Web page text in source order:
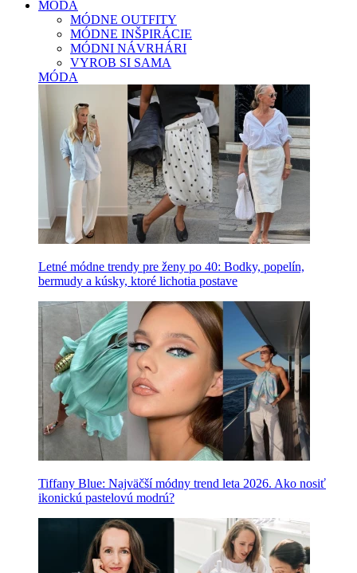
MÓDA
MÓDNE OUTFITY
MÓDNE INŠPIRÁCIE
MÓDNI NÁVRHÁRI
VYROB SI SAMA
MÓDA
Letné módne trendy pre ženy po 40: Bodky, popelín,
bermudy a kúsky, ktoré lichotia postave
Tiffany Blue: Najväčší módny trend leta 2026. Ako nosiť
ikonickú pastelovú modrú?